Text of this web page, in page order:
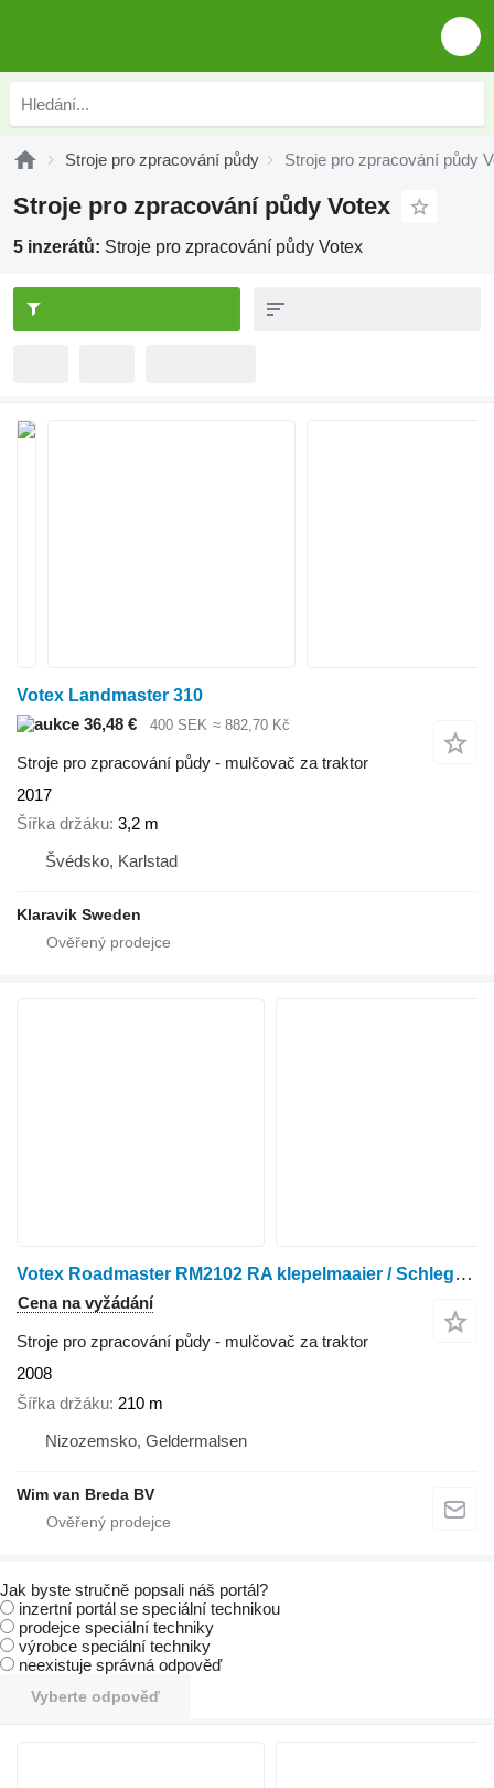
Stroje pro zpracování půdy Stroje pro zpracování půdy
Stroje pro zpracování půdy Votex
5 inzerátů: Stroje pro zpracování půdy Votex
Votex Landmaster 310
36,48 €
400 SEK ≈ 882,70 Kč
Stroje pro zpracování půdy - mulčovač za traktor
2017
Šířka držáku 3,2 m
Švédsko, Karlstad
Klaravik Sweden
Votex Roadmaster RM2102 RA klepelmaaier / Schlegelmäher
Cena na vyžádání
Stroje pro zpracování půdy - mulčovač za traktor
2008
Šířka držáku 210 m
Nizozemsko, Geldermalsen
Wim van Breda BV
Jak byste stručně popsali náš portál?
inzertní portál se speciální technikou
prodejce speciální techniky
výrobce speciální techniky
neexistuje správná odpověď
Vyberte odpověď